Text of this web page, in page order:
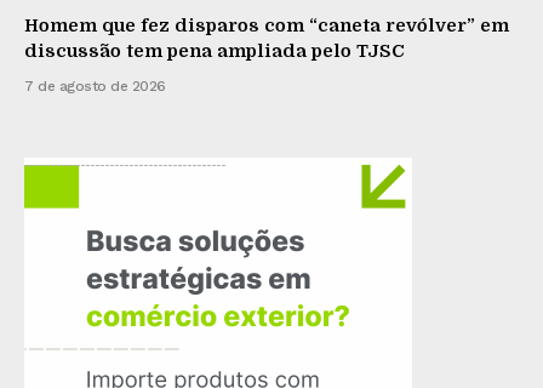
Homem que fez disparos com “caneta revólver” em
discussão tem pena ampliada pelo TJSC
7 de agosto de 2026